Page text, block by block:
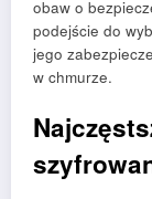
obaw o
podejście do
jego
w chmurze.